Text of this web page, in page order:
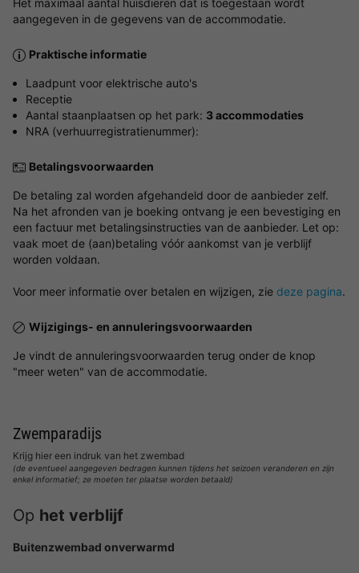
aangegeven in de gegevens van de accommodatie.
Praktische informatie
Laadpunt voor elektrische auto's
Receptie
Aantal staanplaatsen op het park: 3 accommodaties
NRA (verhuurregistratienummer):
Betalingsvoorwaarden
De betaling zal worden afgehandeld door de aanbieder zelf.
Na het afronden van je boeking ontvang je een bevestiging en
een factuur met betalingsinstructies van de aanbieder. Let op:
vaak moet de (aan)betaling vóór aankomst van je verblijf
worden voldaan.
Voor meer informatie over betalen en wijzigen, zie deze pagina.
Wijzigings- en annuleringsvoorwaarden
Je vindt de annuleringsvoorwaarden terug onder de knop
"meer weten" van de accommodatie.
Zwemparadijs
Krijg hier een indruk van het zwembad
(de eventueel aangegeven bedragen kunnen tijdens het seizoen veranderen en zijn
enkel informatief; ze moeten ter plaatse worden betaald)
Op het verblijf
Buitenzwembad onverwarmd